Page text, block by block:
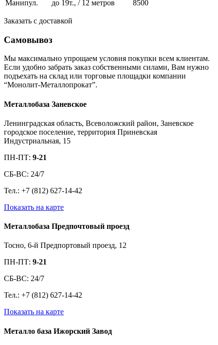
Манипул. до 19т., / 12 метров 8500
Заказать с доставкой
Самовывоз
Мы максимально упрощаем условия покупки всем клиентам.
Если удобно забрать заказ собственными силами, Вам нужно
подъехать на склад или торговые площадки компании
“Монолит-Металлопрокат”.
Металлобаза Заневское
Ленинградская область, Всеволожский район, Заневское
городское поселение, территория Приневская
Индустриальная, 15
ПН-ПТ: 9-21
СБ-ВС: 24/7
Тел.: +7 (812) 627-14-42
Показать на карте
Металлобаза Предпочтовый проезд
Тосно, 6-й Предпортовый проезд, 12
ПН-ПТ: 9-21
СБ-ВС: 24/7
Тел.: +7 (812) 627-14-42
Показать на карте
Металло база Ижорский Завод